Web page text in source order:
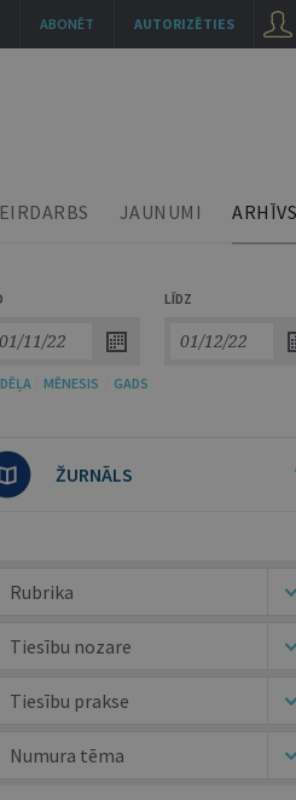
JAUNUMI ARHĪVS
LĪDZ
MĒNESIS GADS
ŽURNĀLS
Rubrika
Tiesību nozare
Tiesību prakse
Numura tēma
AUTORIZĒTIES
ABONĒT